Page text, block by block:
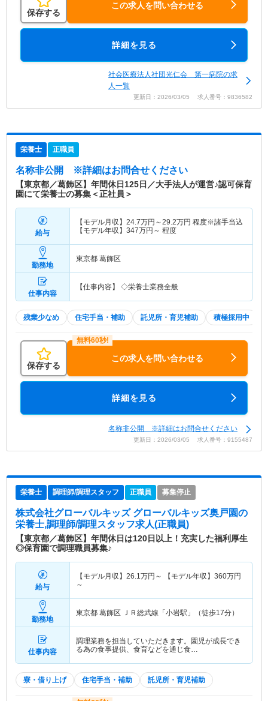
保存する
この求人を問い合わせる
詳細を見る
社会医療法人社団光仁会 第一病院の求
人一覧
更新日：2026/03/05 求人番号：9836582
栄養士 正職員
名称非公開 ※詳細はお問合せください
【東京都／葛飾区】年間休日125日／大手法人が運営♪認可保育
園にて栄養士の募集＜正社員＞
給与
【モデル月収】 24.7万円～29.2万円 程度※諸手当込
【モデル年収】 347万円～ 程度
勤務地
東京都 葛飾区
仕事内容
【仕事内容】 ◇栄養士業務全般
残業少なめ 住宅手当・補助 託児所・育児補助 積極採用中
保存する
この求人を問い合わせる
詳細を見る
名称非公開 ※詳細はお問合せください
更新日：2026/03/05 求人番号：9155487
栄養士 調理師/調理スタッフ 正職員 募集停止
株式会社グローバルキッズ グローバルキッズ奥戸園の
栄養士,調理師/調理スタッフ求人(正職員)
【東京都／葛飾区】年間休日は120日以上！充実した福利厚生
◎保育園で調理職員募集♪
給与
【モデル月収】 26.1万円～ 【モデル年収】 360万円
～
勤務地
東京都 葛飾区 ＪＲ総武線「小岩駅」（徒歩17分）
仕事内容
調理業務を担当していただきます。園児が成長でき
る為の食事提供、食育などを通じ食…
寮・借り上げ 住宅手当・補助 託児所・育児補助